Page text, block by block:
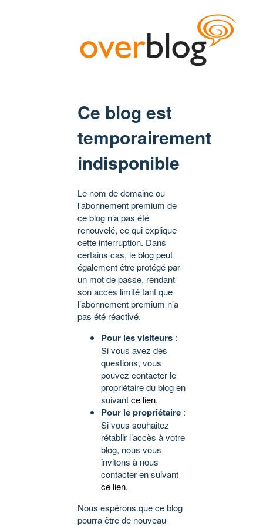
Ce blog est
temporairement
indisponible
Le nom de domaine ou
l’abonnement premium de
ce blog n’a pas été
renouvelé, ce qui explique
cette interruption. Dans
certains cas, le blog peut
également être protégé par
un mot de passe, rendant
son accès limité tant que
l’abonnement premium n’a
pas été réactivé.
Pour les visiteurs :
Si vous avez des
questions, vous
pouvez contacter le
propriétaire du blog en
suivantce lien.
Pour le propriétaire :
Si vous souhaitez
rétablir l’accès à votre
blog, nous vous
invitons à nous
contacter en suivant
ce lien.
Nous espérons que ce blog
pourra être de nouveau